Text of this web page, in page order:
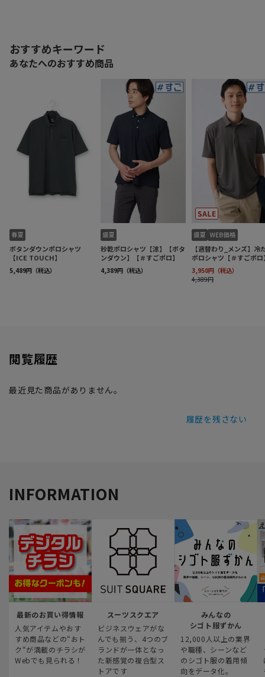
閲覧履歴
最近見た商品がありません。
履歴を残さない
INFORMATION
最新のお買い得情報
人気アイテムやおす
すめ商品などの“おト
ク“が満載のチラシが
Webでも見られる！
スーツスクエア
ビジネスウェアがな
んでも揃う、4つのブ
ランドが一体となっ
た新感覚の複合型ス
トアです
みんなの
シゴト服ずかん
12,000人以上の業界
や職種、シーンなど
のシゴト服の着用傾
向をデータ化。